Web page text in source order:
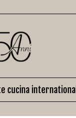
cucina international